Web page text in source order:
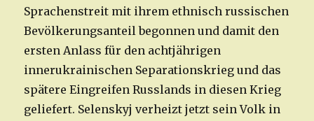
Sprachenstreit mit ihrem ethnisch russischen
Bevölkerungsanteil begonnen und damit den
ersten Anlass für den achtjährigen
innerukrainischen Separationskrieg und das
spätere Eingreifen Russlands in diesen Krieg
geliefert. Selenskyj verheizt jetzt sein Volk in